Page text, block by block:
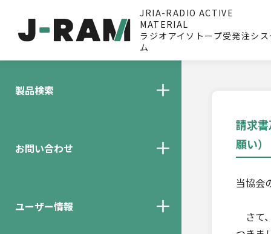
JRIA-RADIO ACTIVE
MATERIAL
ラジオアイソトープ受発注シ
ム
製品検索
お問い合わせ
ユーザー情報
請求
願い）
当協会
さて